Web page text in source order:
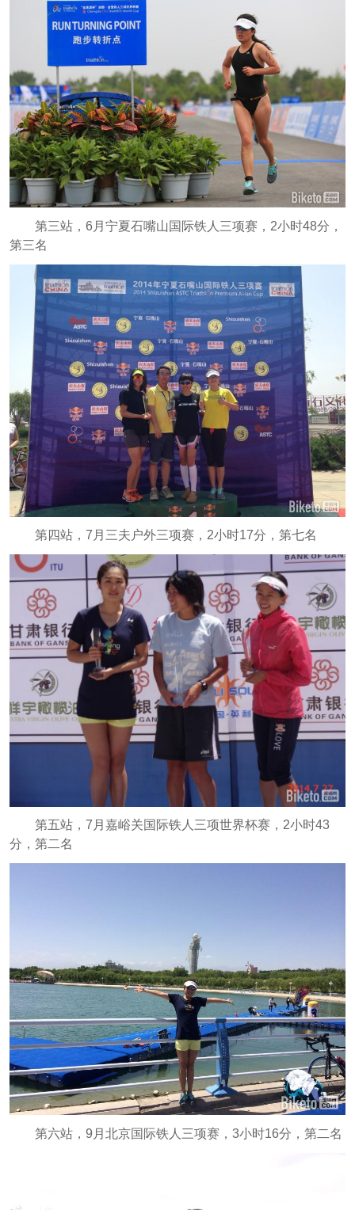
第三站，6月宁夏石嘴山国际铁人三项赛，2小时48分，
第三名
第四站，7月三夫户外三项赛，2小时17分，第七名
第五站，7月嘉峪关国际铁人三项世界杯赛，2小时43
分，第二名
第六站，9月北京国际铁人三项赛，3小时16分，第二名